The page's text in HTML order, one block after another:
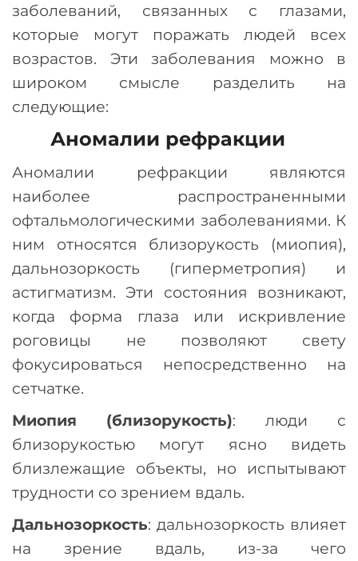
заболеваний, связанных с глазами,
которые могут поражать людей всех
возрастов. Эти заболевания можно в
широком смысле разделить на
следующие:
Аномалии рефракции
Аномалии рефракции являются
наиболее распространенными
офтальмологическими заболеваниями. К
ним относятся близорукость (миопия),
дальнозоркость (гиперметропия) и
астигматизм. Эти состояния возникают,
когда форма глаза или искривление
роговицы не позволяют свету
фокусироваться непосредственно на
сетчатке.
Миопия (близорукость): люди с
близорукостью могут ясно видеть
близлежащие объекты, но испытывают
трудности со зрением вдаль.
Дальнозоркость: дальнозоркость влияет
на зрение вдаль, из-за чего